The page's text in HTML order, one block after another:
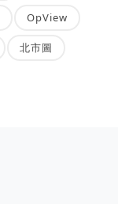
OpView
北市圖